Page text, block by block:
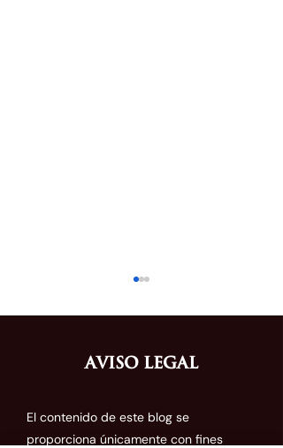
Normas para el registro
Aviso Legal
El contenido de este blog se
proporciona únicamente con fines